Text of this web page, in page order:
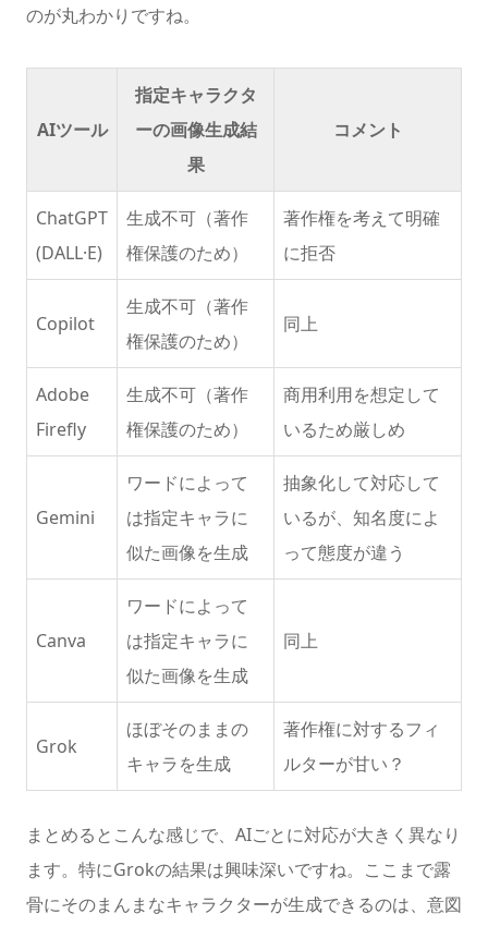
のが丸わかりですね。
AIツール
指定キャラクタ
ーの画像生成結
果
コメント
ChatGPT
(DALL·E)
生成不可（著作
権保護のため）
著作権を考えて明確
に拒否
Copilot
生成不可（著作
権保護のため）
同上
Adobe
Firefly
生成不可（著作
権保護のため）
商用利用を想定して
いるため厳しめ
Gemini
ワードによって
は指定キャラに
似た画像を生成
抽象化して対応して
いるが、知名度によ
って態度が違う
Canva
ワードによって
は指定キャラに
似た画像を生成
同上
Grok
ほぼそのままの
キャラを生成
著作権に対するフィ
ルターが甘い？
まとめるとこんな感じで、AIごとに対応が大きく異なり
ます。特にGrokの結果は興味深いですね。ここまで露
骨にそのまんまなキャラクターが生成できるのは、意図